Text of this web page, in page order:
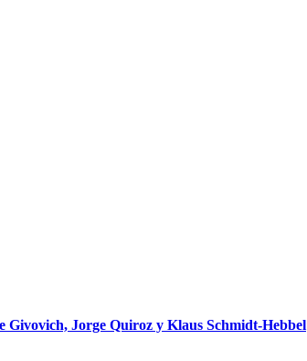
Jorge Quiroz y Klaus Schmidt-Hebbel